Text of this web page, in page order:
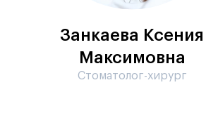
Занкаева Ксения
Максимовна
Стоматолог-хирург